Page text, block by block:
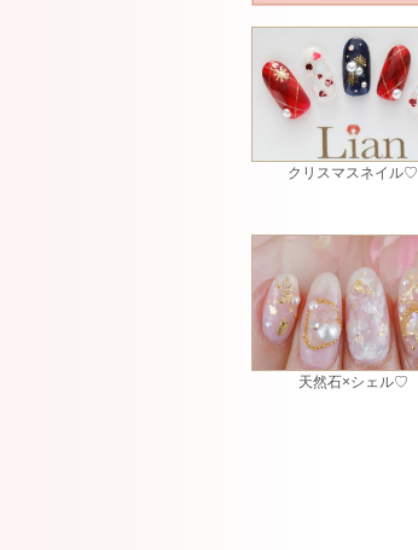
クリスマスネイル♡
天然石×シェル♡